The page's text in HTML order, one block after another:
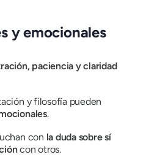
y emocionales
paciencia y claridad
y filosofía pueden
.
con la duda sobre sí
con otros.